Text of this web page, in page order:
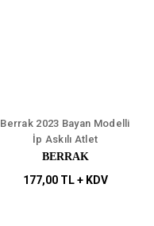
Berrak 2023 Bayan Modelli
İp Askılı Atlet
BERRAK
177,00 TL + KDV